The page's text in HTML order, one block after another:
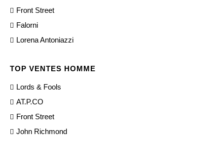
Front Street
Falorni
Lorena Antoniazzi
TOP VENTES HOMME
Lords & Fools
AT.P.CO
Front Street
John Richmond